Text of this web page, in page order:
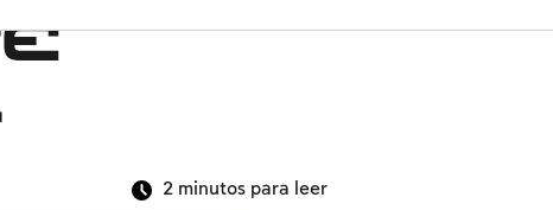
2 minutos para leer